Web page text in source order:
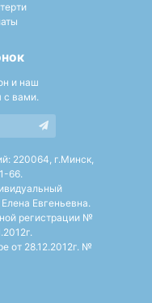
и наш
с вами.
220064, г.Минск,
66.
Евгеньевна.
регистрации №
от 28.12.2012г. №